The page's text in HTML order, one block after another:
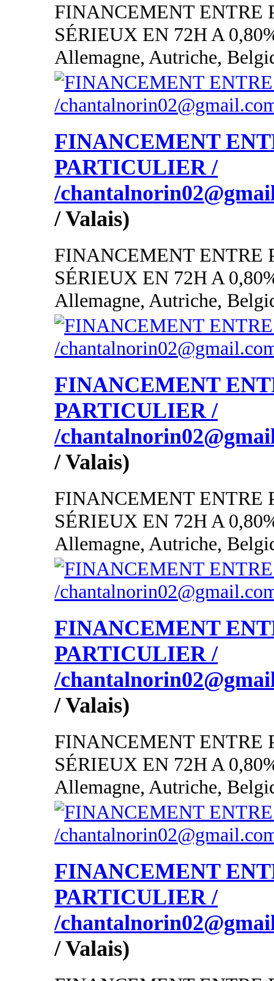
FINANCEMENT ENTRE
SÉRIEUX EN 72H A
Allemagne, Autriche,
FINANCEMENT
PARTICULIER /
/
/ Valais)
FINANCEMENT ENTRE
SÉRIEUX EN 72H A
Allemagne, Autriche,
FINANCEMENT
PARTICULIER /
/
/ Valais)
FINANCEMENT ENTRE
SÉRIEUX EN 72H A
Allemagne, Autriche,
FINANCEMENT
PARTICULIER /
/
/ Valais)
FINANCEMENT ENTRE
SÉRIEUX EN 72H A
Allemagne, Autriche,
FINANCEMENT
PARTICULIER /
/
/ Valais)